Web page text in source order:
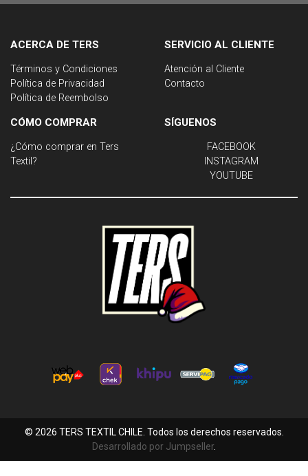
ACERCA DE TERS
Términos y Condiciones
Política de Privacidad
Política de Reembolso
SERVICIO AL CLIENTE
Atención al Cliente
Contacto
CÓMO COMPRAR
¿Cómo comprar en Ters
Textil?
SÍGUENOS
FACEBOOK
INSTAGRAM
YOUTUBE
© 2026 TERS TEXTIL CHILE. Todos los derechos reservados.
Desarrollado por Jumpseller.